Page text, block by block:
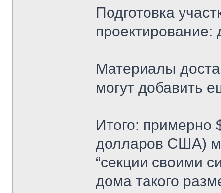
Подготовка
проектирование:
Материалы
могут добавить
Итого: примерно
долларов США)
“секции своими
дома такого